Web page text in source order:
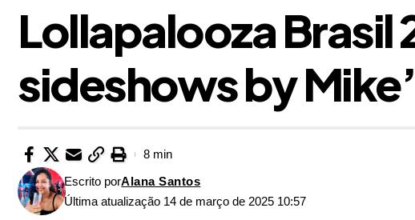
Lollapalooza Brasil
sideshows by
Última atualização 14 de março de 2025 10:57
Escrito porAlana Santos
8 min